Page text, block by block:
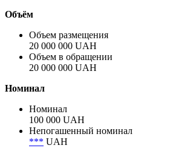
Объём
Объем размещения
20 000 000 UAH
Объем в обращении
20 000 000 UAH
Номинал
Номинал
100 000 UAH
Непогашенный номинал
*** UAH